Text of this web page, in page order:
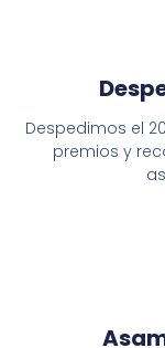
Despedimos el
premios y